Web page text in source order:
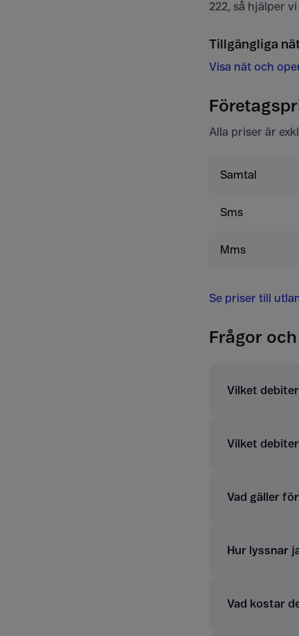
222, så hjälper
Tillgängliga
Visa nät och
Alla priser är
Samtal
Sms
Mms
Se priser till
Frågor
Vilket
Vilket
Vad gäller
Hur lyssnar
Vad kostar